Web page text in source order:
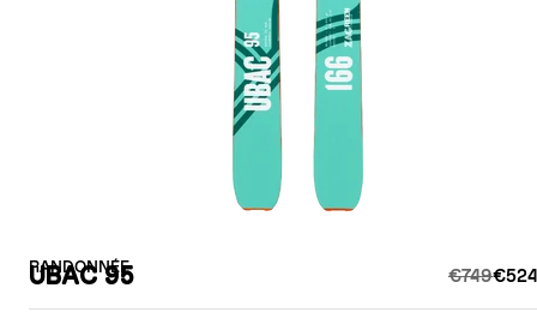
RANDONNÉE
UBAC 95 €749